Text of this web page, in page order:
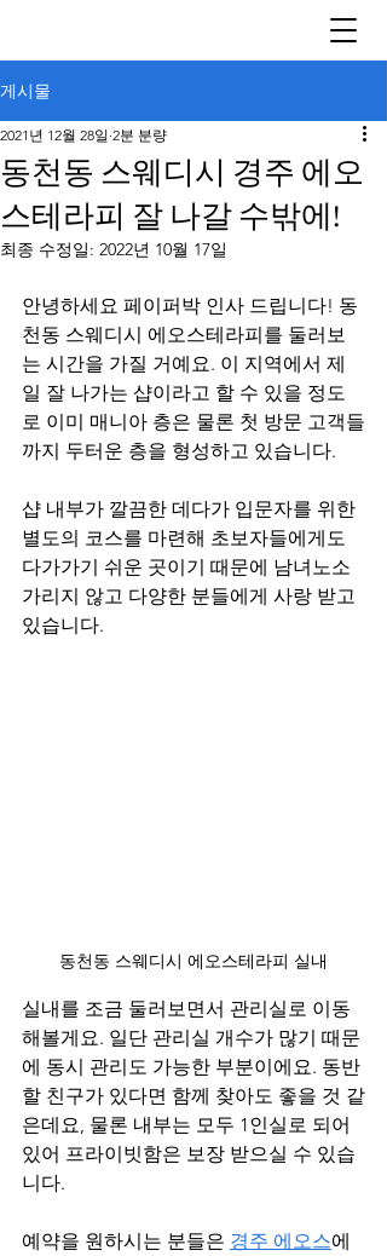
게시물
동천동 스웨디시 경주 에오
스테라피 잘 나갈 수밖에!
2021년 12월 28일 2분 분량
최종 수정일: 2022년 10월 17일
안녕하세요 페이퍼박 인사 드립니다! 동
천동 스웨디시 에오스테라피를 둘러보
는 시간을 가질 거예요. 이 지역에서 제
일 잘 나가는 샵이라고 할 수 있을 정도
로 이미 매니아 층은 물론 첫 방문 고객들
까지 두터운 층을 형성하고 있습니다.
샵 내부가 깔끔한 데다가 입문자를 위한
별도의 코스를 마련해 초보자들에게도
다가가기 쉬운 곳이기 때문에 남녀노소
가리지 않고 다양한 분들에게 사랑 받고
있습니다.
동천동 스웨디시 에오스테라피 실내
실내를 조금 둘러보면서 관리실로 이동
해볼게요. 일단 관리실 개수가 많기 때문
에 동시 관리도 가능한 부분이에요. 동반
할 친구가 있다면 함께 찾아도 좋을 것 같
은데요, 물론 내부는 모두 1인실로 되어
있어 프라이빗함은 보장 받으실 수 있습
니다.
예약을 원하시는 분들은 경주 에오스에